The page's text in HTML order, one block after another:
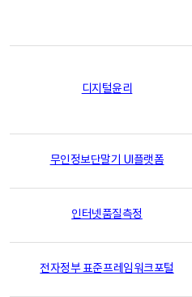
디지털윤리
무인정보단말기 UI플랫폼
인터넷품질측정
전자정부 표준프레임워크포털